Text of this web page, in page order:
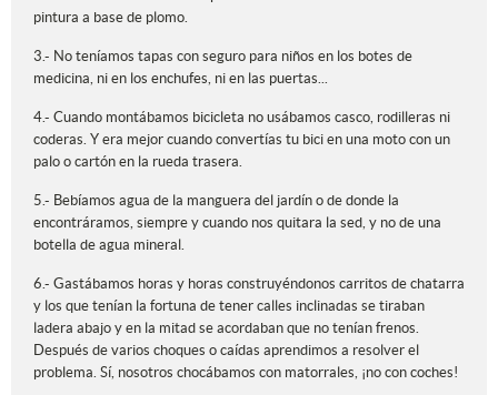
pintura a base de plomo.
3.- No teníamos tapas con seguro para niños en los botes de
medicina, ni en los enchufes, ni en las puertas...
4.- Cuando montábamos bicicleta no usábamos casco, rodilleras ni
coderas. Y era mejor cuando convertías tu bici en una moto con un
palo o cartón en la rueda trasera.
5.- Bebíamos agua de la manguera del jardín o de donde la
encontráramos, siempre y cuando nos quitara la sed, y no de una
botella de agua mineral.
6.- Gastábamos horas y horas construyéndonos carritos de chatarra
y los que tenían la fortuna de tener calles inclinadas se tiraban
ladera abajo y en la mitad se acordaban que no tenían frenos.
Después de varios choques o caídas aprendimos a resolver el
problema. Sí, nosotros chocábamos con matorrales, ¡no con coches!